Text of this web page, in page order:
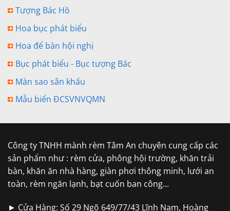
Tượng Bác Hồ
Hoa bục phát biểu
Hoa để bàn hội nghị
Bục phát biểu - Bục tượng Bác
Màn sao sân khấu
Mẫu biển ĐCSVNVQMN
Công ty TNHH mành rèm Tâm An chuyên cung cấp các
sản phẩm như : rèm cửa, phông hội trường, khăn trải
bàn, khăn ăn nhà hàng, giàn phơi thông minh, lưới an
toàn, rèm ngăn lạnh, bạt cuốn ban công...
► Cửa Hàng: Số 29 Ngõ 649/77/43 Lĩnh Nam, Hoàng